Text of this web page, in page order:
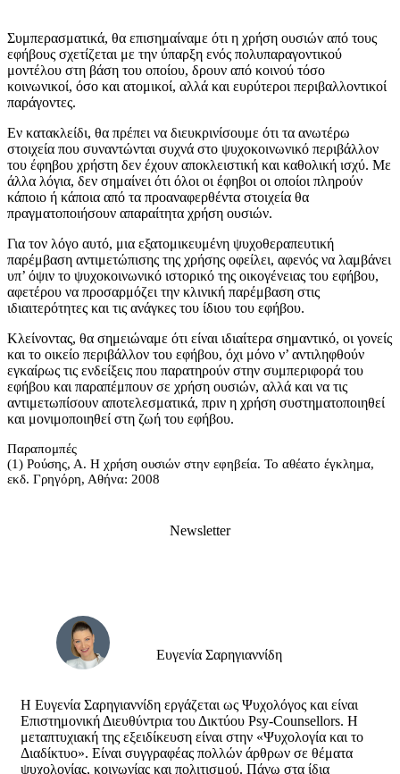
Συμπερασματικά, θα επισημαίναμε ότι η χρήση ουσιών από τους
εφήβους σχετίζεται με την ύπαρξη ενός πολυπαραγοντικού
μοντέλου στη βάση του οποίου, δρουν από κοινού τόσο
κοινωνικοί, όσο και ατομικοί, αλλά και ευρύτεροι περιβαλλοντικοί
παράγοντες.
Εν κατακλείδι, θα πρέπει να διευκρινίσουμε ότι τα ανωτέρω
στοιχεία που συναντώνται συχνά στο ψυχοκοινωνικό περιβάλλον
του έφηβου χρήστη δεν έχουν αποκλειστική και καθολική ισχύ. Με
άλλα λόγια, δεν σημαίνει ότι όλοι οι έφηβοι οι οποίοι πληρούν
κάποιο ή κάποια από τα προαναφερθέντα στοιχεία θα
πραγματοποιήσουν απαραίτητα χρήση ουσιών.
Για τον λόγο αυτό, μια εξατομικευμένη ψυχοθεραπευτική
παρέμβαση αντιμετώπισης της χρήσης οφείλει, αφενός να λαμβάνει
υπ’ όψιν το ψυχοκοινωνικό ιστορικό της οικογένειας του εφήβου,
αφετέρου να προσαρμόζει την κλινική παρέμβαση στις
ιδιαιτερότητες και τις ανάγκες του ίδιου του εφήβου.
Κλείνοντας, θα σημειώναμε ότι είναι ιδιαίτερα σημαντικό, οι γονείς
και το οικείο περιβάλλον του εφήβου, όχι μόνο ν’ αντιληφθούν
εγκαίρως τις ενδείξεις που παρατηρούν στην συμπεριφορά του
εφήβου και παραπέμπουν σε χρήση ουσιών, αλλά και να τις
αντιμετωπίσουν αποτελεσματικά, πριν η χρήση συστηματοποιηθεί
και μονιμοποιηθεί στη ζωή του εφήβου.
Παραπομπές
(1) Ρούσης, Α. Η χρήση ουσιών στην εφηβεία. Το αθέατο έγκλημα,
εκδ. Γρηγόρη, Αθήνα: 2008
Newsletter
Ευγενία Σαρηγιαννίδη
Η Ευγενία Σαρηγιαννίδη εργάζεται ως Ψυχολόγος και είναι
Επιστημονική Διευθύντρια του Δικτύου Psy-Counsellors. Η
μεταπτυχιακή της εξειδίκευση είναι στην «Ψυχολογία και το
Διαδίκτυο». Είναι συγγραφέας πολλών άρθρων σε θέματα
ψυχολογίας, κοινωνίας και πολιτισμού. Πάνω στα ίδια